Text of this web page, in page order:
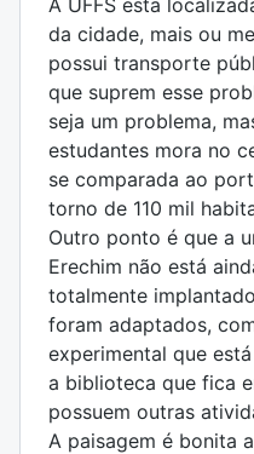
A UFFS esta
da cidade, mais ou
possui transporte
que suprem esse
seja um problema,
estudantes mora no
se comparada ao
torno de 110 mil
Outro ponto é que a
Erechim não está
totalmente
foram adaptados,
experimental que
a biblioteca que fica
possuem outras
A paisagem é bonita